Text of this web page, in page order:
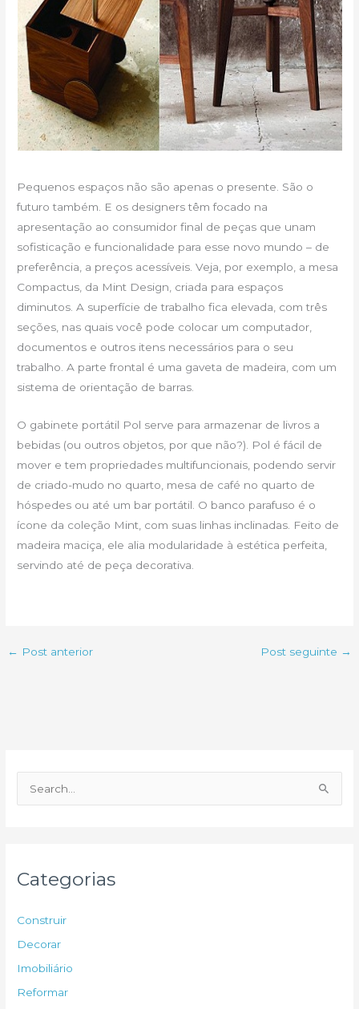
Pequenos espaços não são apenas o presente. São o
futuro também. E os designers têm focado na
apresentação ao consumidor final de peças que unam
sofisticação e funcionalidade para esse novo mundo – de
preferência, a preços acessíveis. Veja, por exemplo, a mesa
Compactus, da Mint Design, criada para espaços
diminutos. A superfície de trabalho fica elevada, com três
seções, nas quais você pode colocar um computador,
documentos e outros itens necessários para o seu
trabalho. A parte frontal é uma gaveta de madeira, com um
sistema de orientação de barras.
O gabinete portátil Pol serve para armazenar de livros a
bebidas (ou outros objetos, por que não?). Pol é fácil de
mover e tem propriedades multifuncionais, podendo servir
de criado-mudo no quarto, mesa de café no quarto de
hóspedes ou até um bar portátil. O banco parafuso é o
ícone da coleção Mint, com suas linhas inclinadas. Feito de
madeira maciça, ele alia modularidade à estética perfeita,
servindo até de peça decorativa.
← Post anterior Post seguinte →
e
p
o
Categorias
Construir
Decorar
Imobiliário
Reformar